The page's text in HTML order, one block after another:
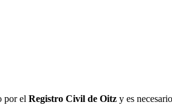
por el Registro Civil de Oitz y es